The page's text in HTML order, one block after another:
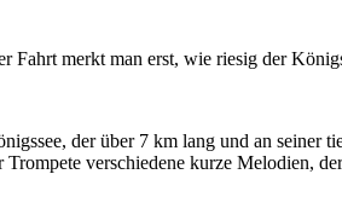
merkt man erst, wie riesig der
der über 7 km lang und an seiner
verschiedene kurze Melodien,